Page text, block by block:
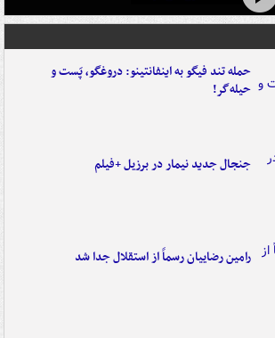
حمله تند فیگو به اینفانتینو: دروغگو، پَست‌ و
حیله‌گر!
جنجال جدید نیمار در برزیل +فیلم
رامین رضاییان رسماً از استقلال جدا شد